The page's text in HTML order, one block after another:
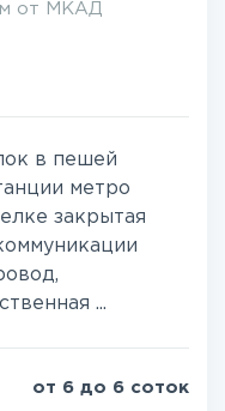
от МКАД
в пешей
метро
закрытая
...
от 6 до 6 соток